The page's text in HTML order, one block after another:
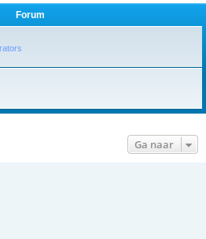
Forum
Ga naar